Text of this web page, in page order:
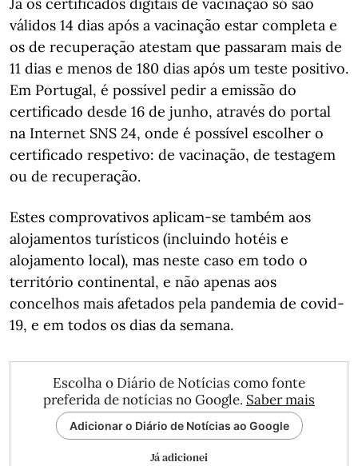
válidos 14 dias após a vacinação estar completa e
os de recuperação atestam que passaram mais de
11 dias e menos de 180 dias após um teste positivo.
Em Portugal, é possível pedir a emissão do
certificado desde 16 de junho, através do portal
na Internet SNS 24, onde é possível escolher o
certificado respetivo: de vacinação, de testagem
ou de recuperação.
Estes comprovativos aplicam-se também aos
alojamentos turísticos (incluindo hotéis e
alojamento local), mas neste caso em todo o
território continental, e não apenas aos
concelhos mais afetados pela pandemia de covid-
19, e em todos os dias da semana.
Escolha o Diário de Notícias como fonte
preferida de notícias no Google. Saber mais
Adicionar o Diário de Notícias ao Google
Já adicionei